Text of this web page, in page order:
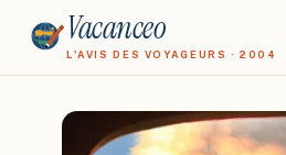
Vacanceo
L'AVIS DES VOYAGEURS · 2004